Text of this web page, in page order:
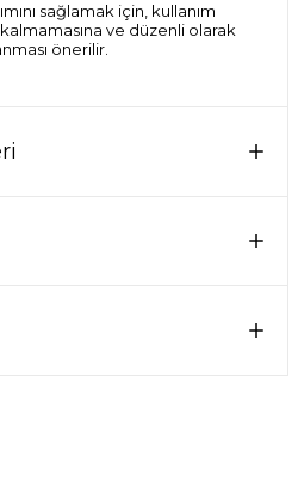
sağlamak için, kullanım
kalmamasına ve düzenli olarak
önerilir.